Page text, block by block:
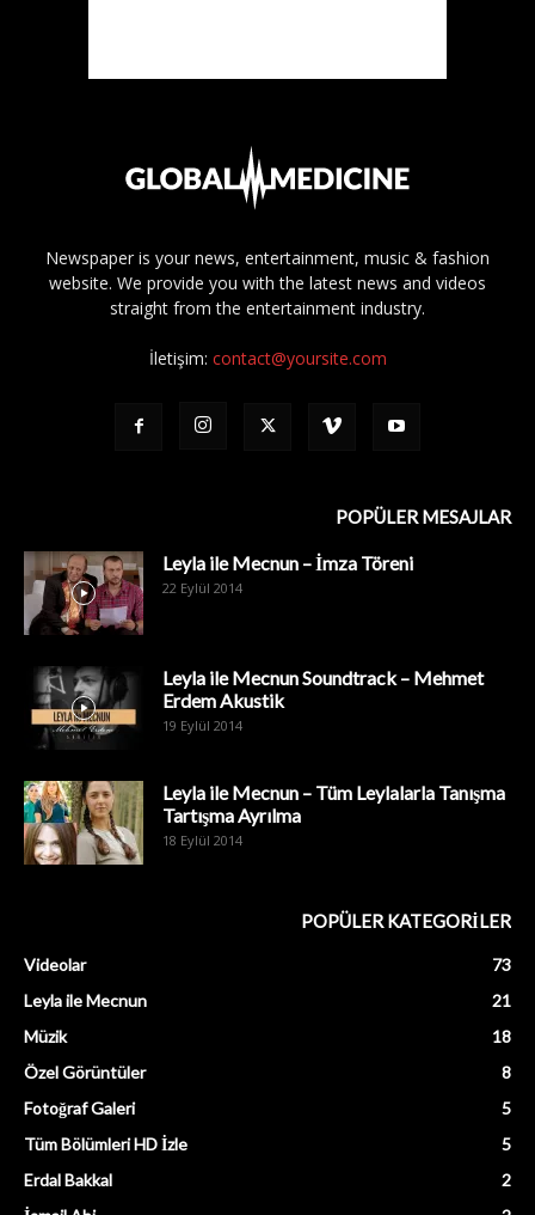
Newspaper is your news, entertainment, music & fashion
website. We provide you with the latest news and videos
straight from the entertainment industry.
İletişim: contact@yoursite.com
POPÜLER MESAJLAR
Leyla ile Mecnun – İmza Töreni
22 Eylül 2014
Leyla ile Mecnun Soundtrack – Mehmet
Erdem Akustik
19 Eylül 2014
Leyla ile Mecnun – Tüm Leylalarla Tanışma
Tartışma Ayrılma
18 Eylül 2014
POPÜLER KATEGORİLER
Videolar
73
Leyla ile Mecnun
21
Müzik
18
Özel Görüntüler
8
Fotoğraf Galeri
5
Tüm Bölümleri HD İzle
5
Erdal Bakkal
2